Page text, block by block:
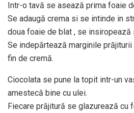
Intr-o tavă se asează prima foaie
Se adaugă crema si se intinde in
doua foaie de blat , se
Se indepărtează marginile
fin de cremă.
Ciocolata se pune la topit intr-un
amestecă bine cu ulei.
Fiecare prăjitură se glazurează cu